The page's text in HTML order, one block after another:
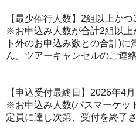
【最少催行人数】2組以上かつ
※お申込み人数が合計2組以上
ト外のお申込み数との合計)
ん。ツアーキャンセルのご連
【申込受付最終日】2026年4
※お申込み人数(パスマーケッ
定員に達し次第、受付を終了